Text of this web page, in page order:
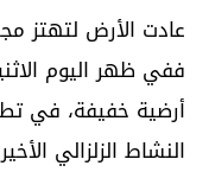
عادت الأرض لتهتز
ففي ظهر اليوم
أرضية خفيفة، في
النشاط الزلزالي